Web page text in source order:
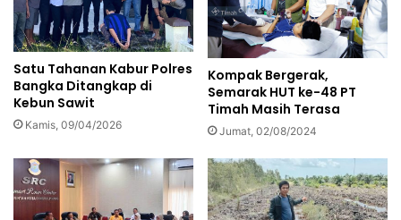
Satu Tahanan Kabur Polres
Bangka Ditangkap di
Kebun Sawit
Kamis, 09/04/2026
Kompak Bergerak,
Semarak HUT ke-48 PT
Timah Masih Terasa
Jumat, 02/08/2024